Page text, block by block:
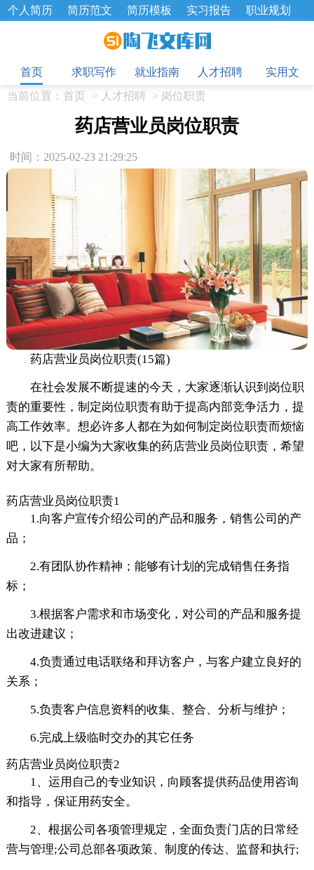
个人简历 简历范文 简历模板 实习报告
职业规划
招聘选拔 绩效考核 企业文化
工作总结
辞职报告
首页
求职写作 就业指南 人才招聘
实用文
当前位置： 首页 > 人才招聘 > 岗位职责
药店营业员岗位职责
时间：2025-02-23 21:29:25
药店营业员岗位职责(15篇)
在社会发展不断提速的今天，大家逐渐认识到岗位职
责的重要性，制定岗位职责有助于提高内部竞争活力，提
高工作效率。想必许多人都在为如何制定岗位职责而烦恼
吧，以下是小编为大家收集的药店营业员岗位职责，希望
对大家有所帮助。
药店营业员岗位职责1
1.向客户宣传介绍公司的产品和服务，销售公司的产
品；
2.有团队协作精神；能够有计划的完成销售任务指
标；
3.根据客户需求和市场变化，对公司的产品和服务提
出改进建议；
4.负责通过电话联络和拜访客户，与客户建立良好的
关系；
5.负责客户信息资料的收集、整合、分析与维护；
6.完成上级临时交办的其它任务
药店营业员岗位职责2
1、运用自己的专业知识，向顾客提供药品使用咨询
和指导，保证用药安全。
2、根据公司各项管理规定，全面负责门店的日常经
营与管理;公司总部各项政策、制度的传达、监督和执行;